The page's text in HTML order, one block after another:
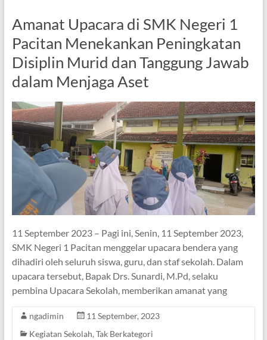
Amanat Upacara di SMK Negeri 1
Pacitan Menekankan Peningkatan
Disiplin Murid dan Tanggung Jawab
dalam Menjaga Aset
11 September 2023 – Pagi ini, Senin, 11 September 2023,
SMK Negeri 1 Pacitan menggelar upacara bendera yang
dihadiri oleh seluruh siswa, guru, dan staf sekolah. Dalam
upacara tersebut, Bapak Drs. Sunardi, M.Pd, selaku
pembina Upacara Sekolah, memberikan amanat yang
ngadimin
11 September, 2023
Kegiatan Sekolah,Tak Berkategori